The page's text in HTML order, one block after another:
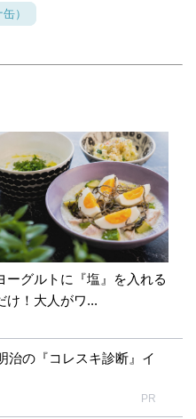
）
ーグルトに『塩』を入れる
け！大人がワ...
治の『コレスキ診断』イ
PR